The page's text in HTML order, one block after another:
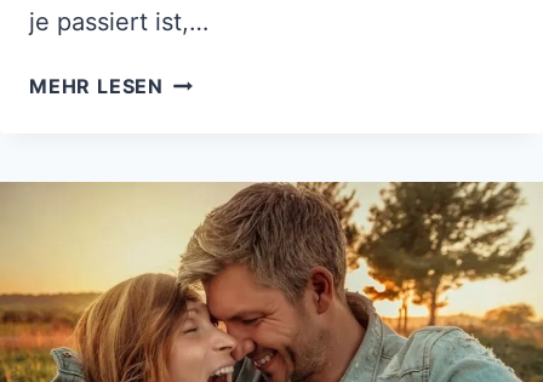
je passiert ist,…
MEHR LESEN DANKE,
GEBROCHEN
HAST